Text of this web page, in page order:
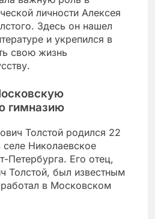
личности Алексея
Здесь он нашел
и укрепился в
свою жизнь
гимназию
Толстой родился 22
селе Николаевское
Петербурга. Его отец,
Толстой, был известным
в Московском